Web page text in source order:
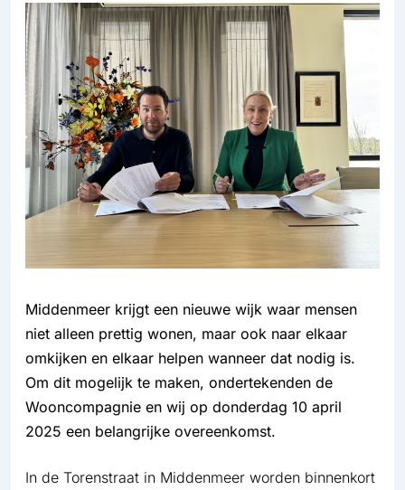
Middenmeer krijgt een nieuwe wijk waar mensen
niet alleen prettig wonen, maar ook naar elkaar
omkijken en elkaar helpen wanneer dat nodig is.
Om dit mogelijk te maken, ondertekenden de
Wooncompagnie en wij op donderdag 10 april
2025 een belangrijke overeenkomst.
In de Torenstraat in Middenmeer worden binnenkort